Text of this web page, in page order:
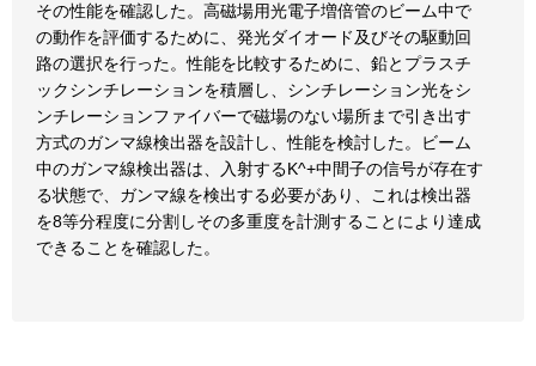
その性能を確認した。高磁場用光電子増倍管のビーム中で
の動作を評価するために、発光ダイオード及びその駆動回
路の選択を行った。性能を比較するために、鉛とプラスチ
ックシンチレーションを積層し、シンチレーション光をシ
ンチレーションファイバーで磁場のない場所まで引き出す
方式のガンマ線検出器を設計し、性能を検討した。ビーム
中のガンマ線検出器は、入射するK^+中間子の信号が存在す
る状態で、ガンマ線を検出する必要があり、これは検出器
を8等分程度に分割しその多重度を計測することにより達成
できることを確認した。